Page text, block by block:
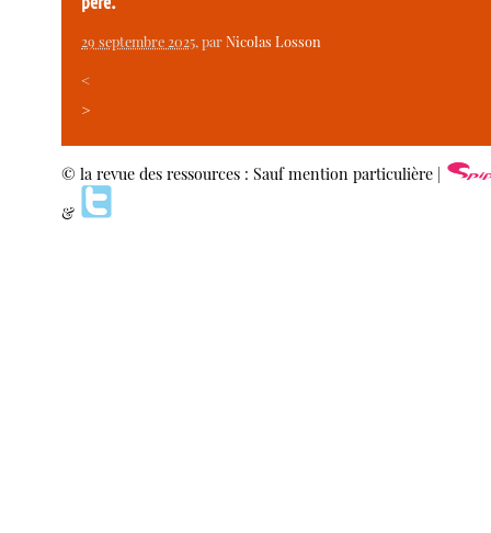
29 septembre 2025, parNicolas Losson
<
>
© la revue des ressources : Sauf mention particulière |
&